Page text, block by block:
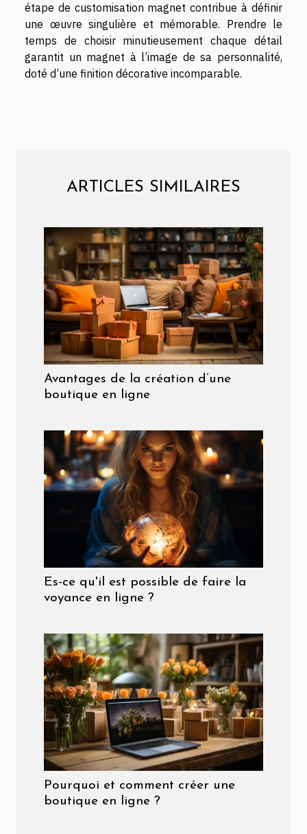
étape de customisation magnet contribue à définir
une œuvre singulière et mémorable. Prendre le
temps de choisir minutieusement chaque détail
garantit un magnet à l’image de sa personnalité,
doté d’une finition décorative incomparable.
ARTICLES SIMILAIRES
Avantages de la création d’une
boutique en ligne
Es-ce qu'il est possible de faire la
voyance en ligne ?
Pourquoi et comment créer une
boutique en ligne ?